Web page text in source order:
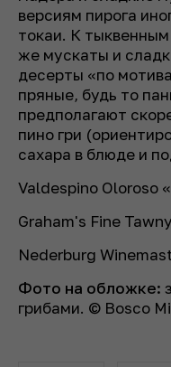
версиям пирога
токаи. К
же мускаты и
десерты «по
пряные, будь то
предполагают
пино гри
сахара в блюде и
Valdespino Oloroso «
Graham's Fine
Nederburg
Фото на обложке:
грибами. © Bosco